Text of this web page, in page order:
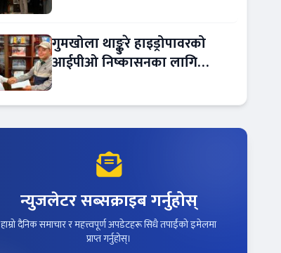
गुमखोला थाङ्कुरे हाइड्रोपावरको
आईपीओ निष्कासनका लागि
न्युजलेटर सब्सक्राइब गर्नुहोस्
हाम्रो दैनिक समाचार र महत्त्वपूर्ण अपडेटहरू सिधै तपाईंको इमेलमा
प्राप्त गर्नुहोस्।